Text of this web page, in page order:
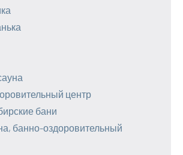
центр
бани
банно-оздоровительный